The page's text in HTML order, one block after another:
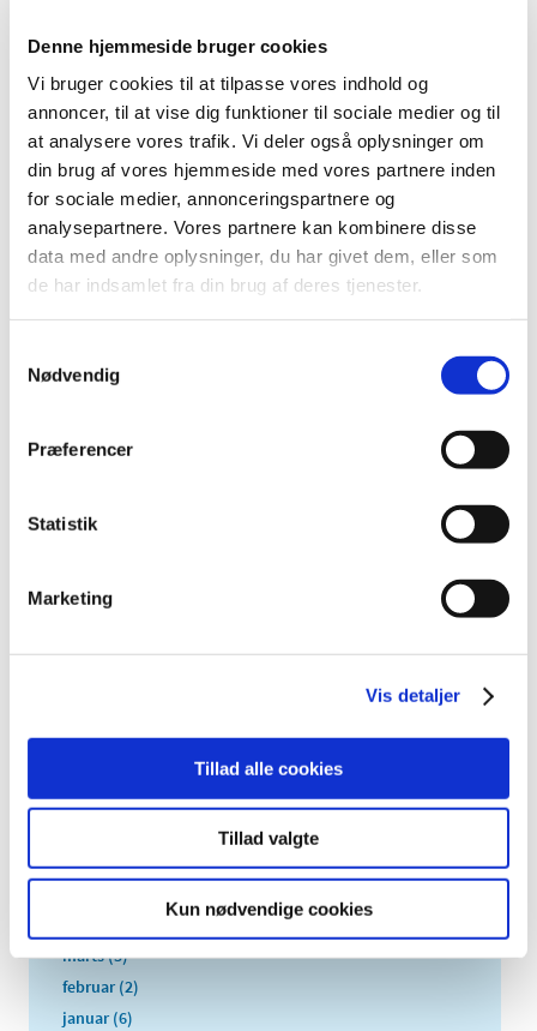
Denne hjemmeside bruger cookies
Vi bruger cookies til at tilpasse vores indhold og
annoncer, til at vise dig funktioner til sociale medier og til
at analysere vores trafik. Vi deler også oplysninger om
din brug af vores hjemmeside med vores partnere inden
for sociale medier, annonceringspartnere og
analysepartnere. Vores partnere kan kombinere disse
data med andre oplysninger, du har givet dem, eller som
de har indsamlet fra din brug af deres tjenester.
Nødvendig
Præferencer
Statistik
Marketing
Vis detaljer
Tillad alle cookies
Tillad valgte
Kun nødvendige cookies
Alle (437)
TID
2026 (11)
2025 (10)
2024 (7)
2023 (8)
2020 (7)
2018 (40)
2013 (44)
oktober (4)
august (1)
juni (3)
marts (3)
februar (2)
januar (6)